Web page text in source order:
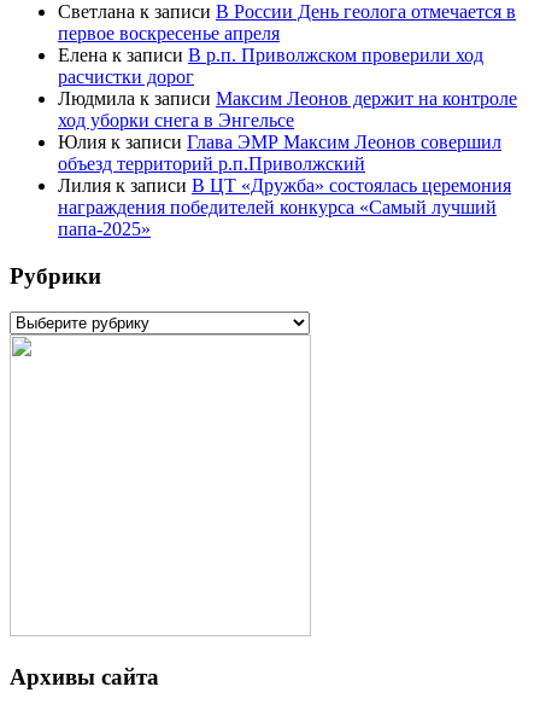
Светлана к записи В России День геолога отмечается в
первое воскресенье апреля
Елена к записи В р.п. Приволжском проверили ход
расчистки дорог
Людмила к записи Максим Леонов держит на контроле
ход уборки снега в Энгельсе
Юлия к записи Глава ЭМР Максим Леонов совершил
объезд территорий р.п.Приволжский
Лилия к записи В ЦТ «Дружба» состоялась церемония
награждения победителей конкурса «Самый лучший
папа-2025»
Рубрики
Рубрики
Архивы сайта